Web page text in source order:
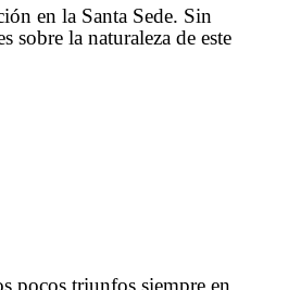
en la Santa Sede. Sin
sobre la naturaleza de este
pocos triunfos siempre en